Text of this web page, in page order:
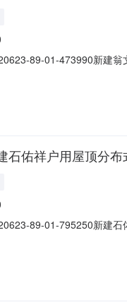
89-01-473990新建
石佑祥户用屋顶分
89-01-795250新建